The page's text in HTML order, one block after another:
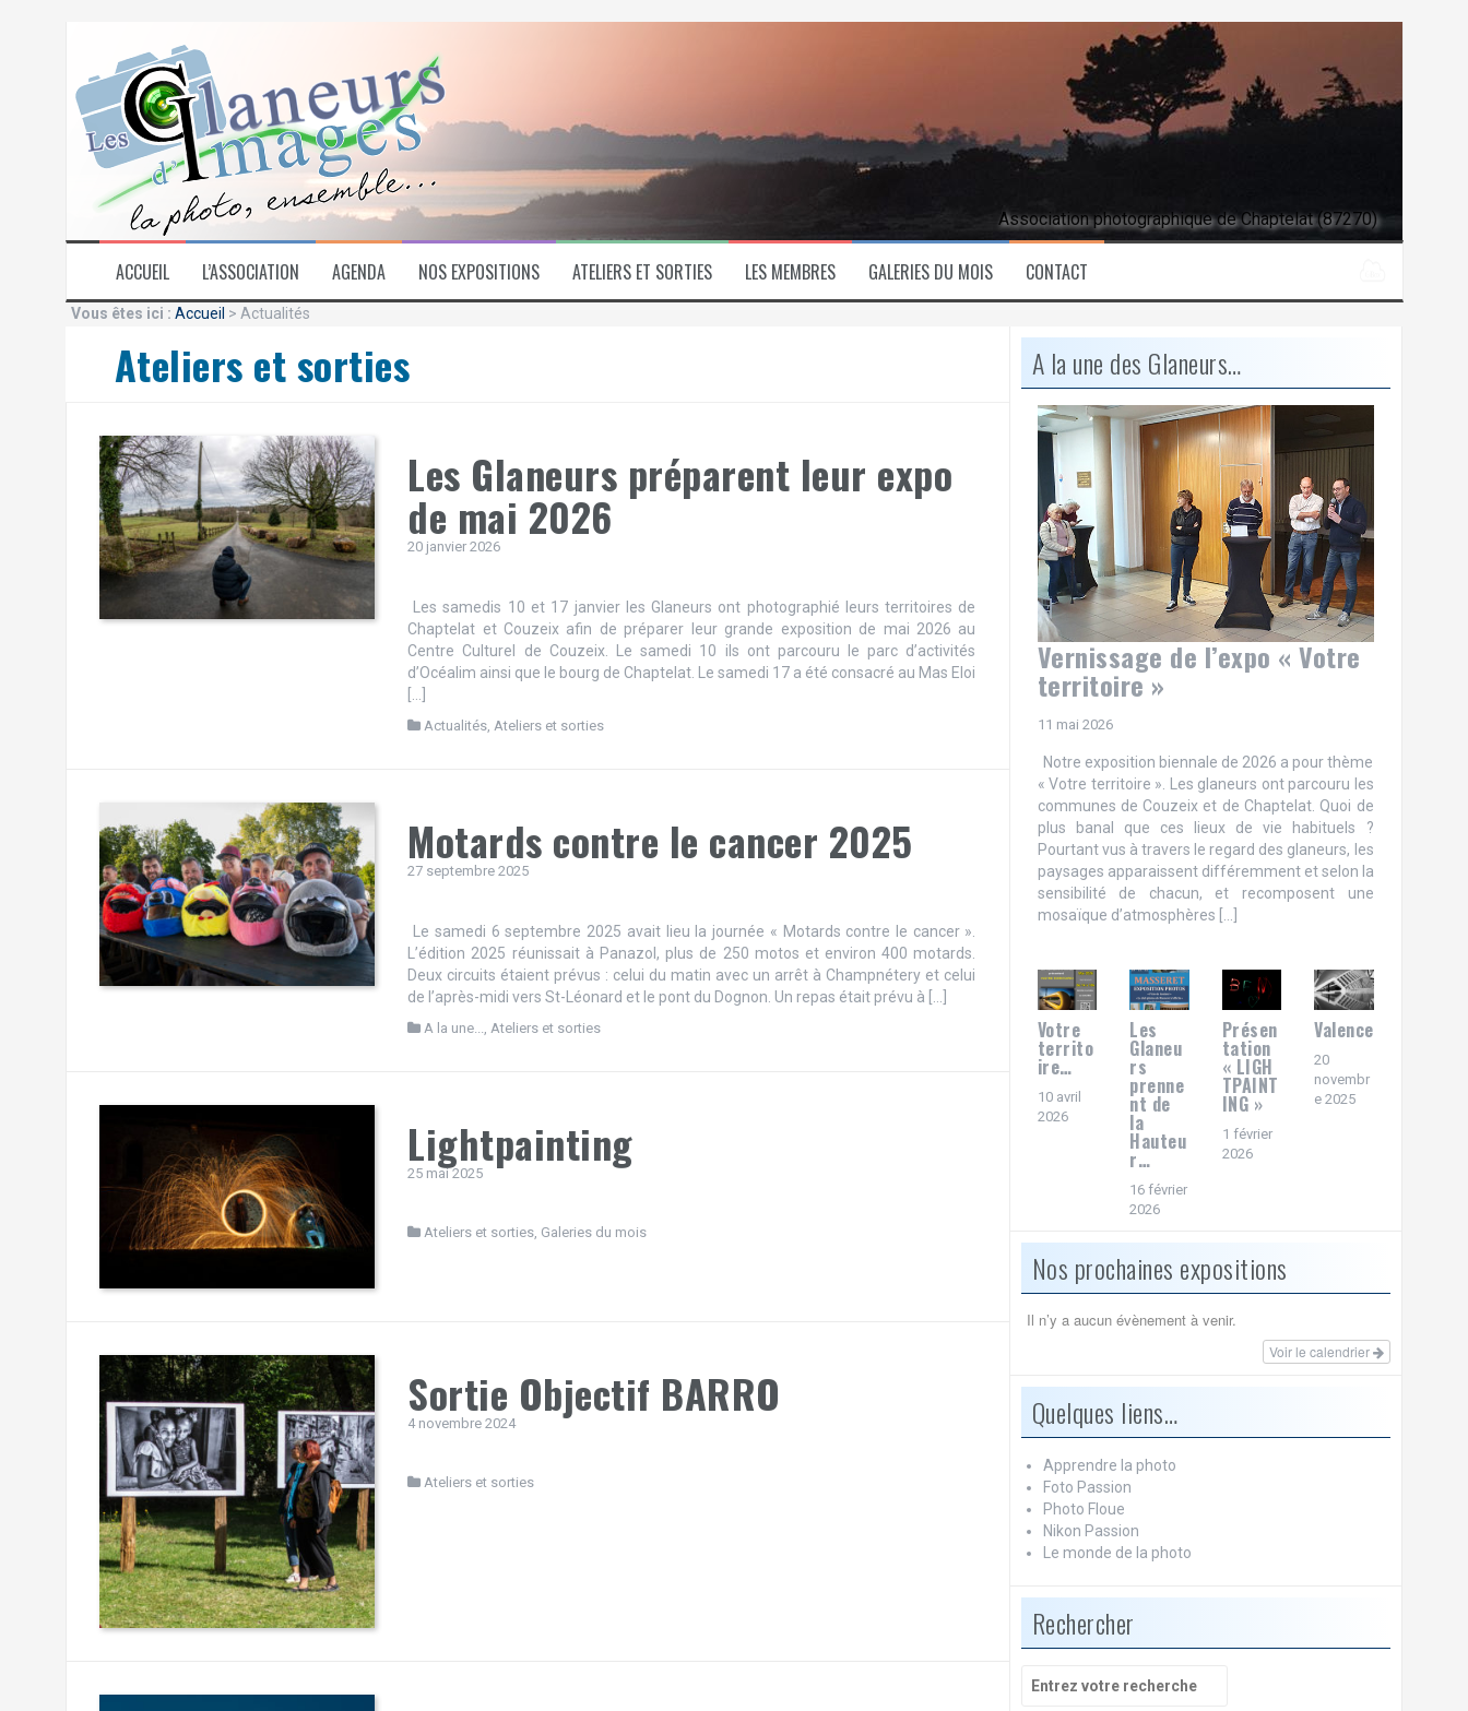
Association photographique de Chaptelat (87270)
ACCUEIL L’ASSOCIATION AGENDA NOS EXPOSITIONS ATELIERS ET SORTIES LES MEMBRES GALERIES DU MOIS CONTACT
Vous êtes ici : Accueil > Actualités
Ateliers et sorties
Les Glaneurs préparent leur expo
de mai 2026
20 janvier 2026
Les samedis 10 et 17 janvier les Glaneurs ont photographié leurs territoires de
Chaptelat et Couzeix afin de préparer leur grande exposition de mai 2026 au
Centre Culturel de Couzeix. Le samedi 10 ils ont parcouru le parc d’activités
d’Océalim ainsi que le bourg de Chaptelat. Le samedi 17 a été consacré au Mas Eloi
Actualités,Ateliers et sorties
Motards contre le cancer 2025
27 septembre 2025
Le samedi 6 septembre 2025 avait lieu la journée « Motards contre le cancer ».
L’édition 2025 réunissait à Panazol, plus de 250 motos et environ 400 motards.
Deux circuits étaient prévus : celui du matin avec un arrêt à Champnétery et celui
de l’après-midi vers St-Léonard et le pont du Dognon. Un repas était prévu à […]
A la une...,Ateliers et sorties
Lightpainting
25 mai 2025
Ateliers et sorties, Galeries du mois
Sortie Objectif BARRO
4 novembre 2024
Ateliers et sorties
A la une des Glaneurs…
Vernissage de l’expo « Votre
territoire »
11 mai 2026
Notre exposition biennale de 2026 a pour thème
« Votre territoire ». Les glaneurs ont parcouru les
communes de Couzeix et de Chaptelat. Quoi de
plus banal que ces lieux de vie habituels ?
Pourtant vus à travers le regard des glaneurs, les
paysages apparaissent différemment et selon la
sensibilité de chacun, et recomposent une
mosaïque d’atmosphères […]
Votre
territo
ire…
10 avril
2026
Les
Glaneu
rs
prenne
nt de
la
Hauteu
r…
16 février
2026
Présen
tation
« LIGH
TPAINT
ING »
1 février
2026
Valence
20
novembr
e 2025
Nos prochaines expositions
Il n’y a aucun évènement à venir.
Voir le calendrier
Quelques liens…
Apprendre la photo
Foto Passion
Photo Floue
Nikon Passion
Le monde de la photo
Rechercher
pour